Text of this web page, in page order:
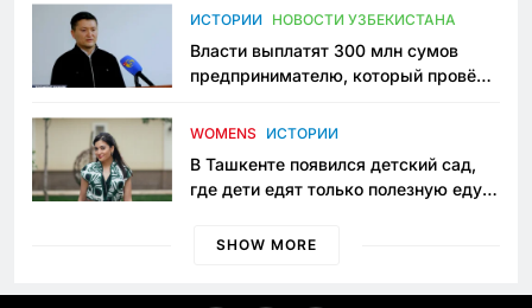
пространство
ИСТОРИИ НОВОСТИ УЗБЕКИСТАНА
Власти выплатят 300 млн сумов
предпринимателю, который провёл
приговору
WOMENS ИСТОРИИ
В Ташкенте появился детский сад,
где дети едят только полезную еду.
просить «кашу без сахара»
SHOW MORE